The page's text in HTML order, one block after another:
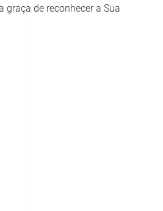
graça de reconhecer a Sua